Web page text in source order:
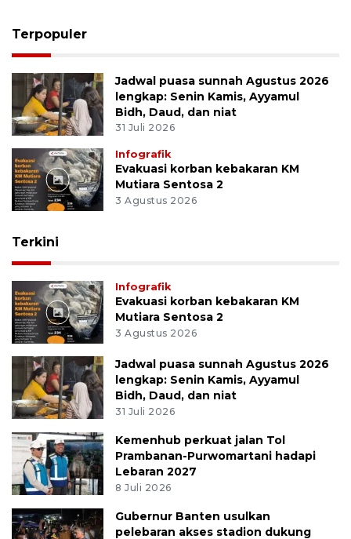
Terpopuler
Jadwal puasa sunnah Agustus 2026
lengkap: Senin Kamis, Ayyamul
Bidh, Daud, dan niat
31 Juli 2026
Infografik
Evakuasi korban kebakaran KM
Mutiara Sentosa 2
3 Agustus 2026
Terkini
Infografik
Evakuasi korban kebakaran KM
Mutiara Sentosa 2
3 Agustus 2026
Jadwal puasa sunnah Agustus 2026
lengkap: Senin Kamis, Ayyamul
Bidh, Daud, dan niat
31 Juli 2026
Kemenhub perkuat jalan Tol
Prambanan-Purwomartani hadapi
Lebaran 2027
8 Juli 2026
Gubernur Banten usulkan
pelebaran akses stadion dukung